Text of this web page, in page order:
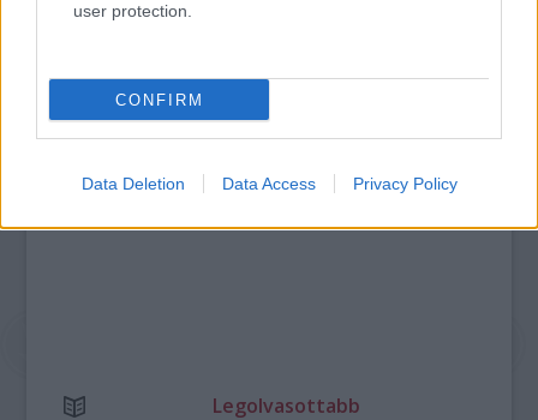
user protection.
CONFIRM
Data Deletion Data Access Privacy Policy
Kommentek:
A hozzászólások avonatkozó jogszabályok
minősülnek, értük aszolgáltatás technikaiüzemeltetője semmilyen felelősséget
Részletek a Felhasználási feltételekbenés azadatvédelmi tájékoztatóban
Legolvasottabb